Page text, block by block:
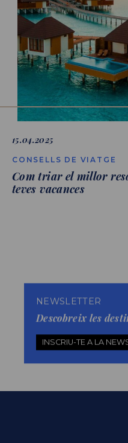
15.04.2025
CONSELLS DE VIATGE
Com triar el millor
teves vacances
NEWSLETTER
Descobreix les
INSCRIU-TE A LA